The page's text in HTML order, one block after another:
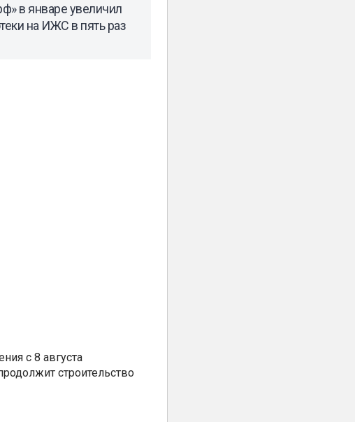
в январе увеличил
на ИЖС в пять раз
с 8 августа
строительство